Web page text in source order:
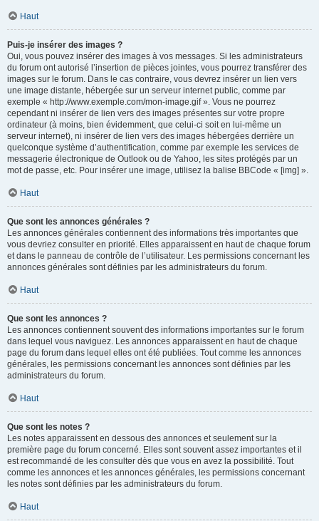
Haut
Puis-je insérer des images ?
Oui, vous pouvez insérer des images à vos messages. Si les administrateurs
du forum ont autorisé l’insertion de pièces jointes, vous pourrez transférer des
images sur le forum. Dans le cas contraire, vous devrez insérer un lien vers
une image distante, hébergée sur un serveur internet public, comme par
exemple « http://www.exemple.com/mon-image.gif ». Vous ne pourrez
cependant ni insérer de lien vers des images présentes sur votre propre
ordinateur (à moins, bien évidemment, que celui-ci soit en lui-même un
serveur internet), ni insérer de lien vers des images hébergées derrière un
quelconque système d’authentification, comme par exemple les services de
messagerie électronique de Outlook ou de Yahoo, les sites protégés par un
mot de passe, etc. Pour insérer une image, utilisez la balise BBCode « [img] ».
Haut
Que sont les annonces générales ?
Les annonces générales contiennent des informations très importantes que
vous devriez consulter en priorité. Elles apparaissent en haut de chaque forum
et dans le panneau de contrôle de l’utilisateur. Les permissions concernant les
annonces générales sont définies par les administrateurs du forum.
Haut
Que sont les annonces ?
Les annonces contiennent souvent des informations importantes sur le forum
dans lequel vous naviguez. Les annonces apparaissent en haut de chaque
page du forum dans lequel elles ont été publiées. Tout comme les annonces
générales, les permissions concernant les annonces sont définies par les
administrateurs du forum.
Haut
Que sont les notes ?
Les notes apparaissent en dessous des annonces et seulement sur la
première page du forum concerné. Elles sont souvent assez importantes et il
est recommandé de les consulter dès que vous en avez la possibilité. Tout
comme les annonces et les annonces générales, les permissions concernant
les notes sont définies par les administrateurs du forum.
Haut